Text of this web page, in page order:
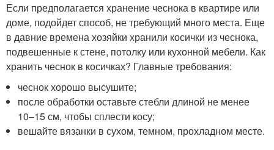
Если предполагается хранение чеснока в квартире или
доме, подойдет способ, не требующий много места. Еще
в давние времена хозяйки хранили косички из чеснока,
подвешенные к стене, потолку или кухонной мебели. Как
хранить чеснок в косичках? Главные требования:
чеснок хорошо высушите;
после обработки оставьте стебли длиной не менее
10–15 см, чтобы сплести косу;
вешайте вязанки в сухом, темном, прохладном месте.